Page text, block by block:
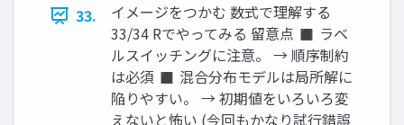
33.
イメージをつかむ 数式で理解する
33/34 Rでやってみる 留意点 ◼ ラベ
ルスイッチングに注意。 → 順序制約
は必須 ◼ 混合分布モデルは局所解に
陥りやすい。 → 初期値をいろいろ変
えないと怖い (今回もかなり試行錯誤